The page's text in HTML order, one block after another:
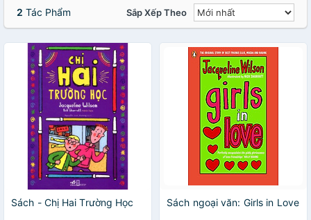
2 Tác Phẩm Sắp Xếp Theo
Sách - Chị Hai Trường Học Sách ngoại văn: Girls in Love